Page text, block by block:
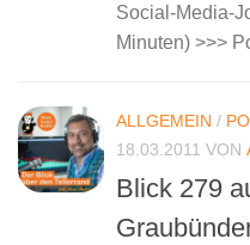
Social-Media-
Minuten) >>>
ALLGEMEIN /
18.03.2011 VON
Blick 279